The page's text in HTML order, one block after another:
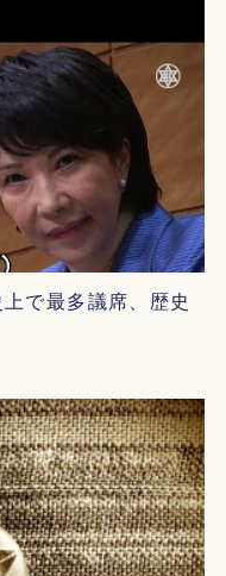
で最多議席、歴史